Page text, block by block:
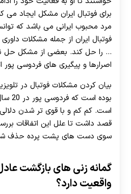
برای فوتبال ایران مشکل ایجاد می
مرد محبوب ایرانی می باشد که
فوتبال ایران از جمله مشکلات
… را حل کند. بعضی از مشکل حل
اصرارها و پیگیری های فردوسی پور
بیان کردن مشکلات فوتبال در
بوده
است. کم کم و با قوی تر شدن دلالی
قصد داشت تا علل این اتفاقات
سوی دست های پشت پرده حذف
گمانه زنی های بازگشت
واقعیت دارد؟